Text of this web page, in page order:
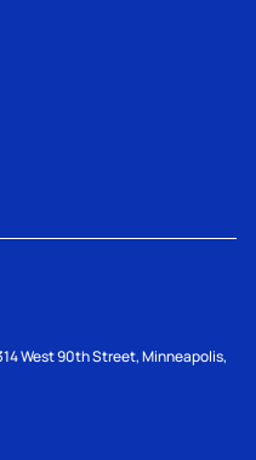
West 90th Street, Minneapolis,